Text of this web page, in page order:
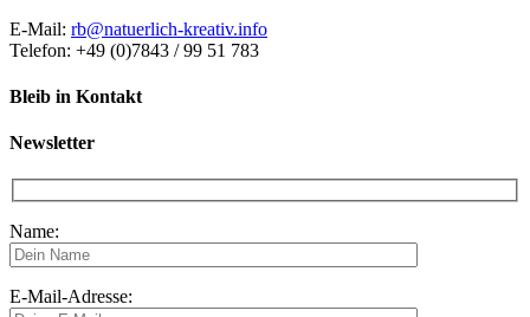
E-Mail: rb@natuerlich-kreativ.info
Telefon: +49 (0)7843 / 99 51 783
Bleib in Kontakt
Newsletter
Name:
E-Mail-Adresse: